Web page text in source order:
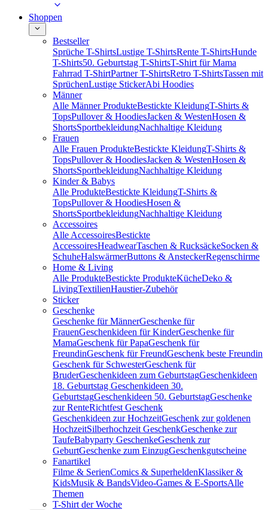
Shoppen
Bestseller
Sprüche T-ShirtsLustige T-ShirtsRente T-ShirtsHunde
T-Shirts50. Geburtstag T-ShirtsT-Shirt für Mama
Fahrrad T-ShirtPartner T-ShirtsRetro T-ShirtsTassen mit
SprüchenLustige StickerAbi Hoodies
Männer
Alle Männer ProdukteBestickte KleidungT-Shirts &
TopsPullover & HoodiesJacken & WestenHosen &
ShortsSportbekleidungNachhaltige Kleidung
Frauen
Alle Frauen ProdukteBestickte KleidungT-Shirts &
TopsPullover & HoodiesJacken & WestenHosen &
ShortsSportbekleidungNachhaltige Kleidung
Kinder & Babys
Alle ProdukteBestickte KleidungT-Shirts &
TopsPullover & HoodiesHosen &
ShortsSportbekleidungNachhaltige Kleidung
Accessoires
Alle AccessoiresBestickte
AccessoiresHeadwearTaschen & RucksäckeSocken &
SchuheHalswärmerButtons & AnsteckerRegenschirme
Home & Living
Alle ProdukteBestickte ProdukteKücheDeko &
LivingTextilienHaustier-Zubehör
Sticker
Geschenke
Geschenke für MännerGeschenke für
FrauenGeschenkideen für KinderGeschenke für
MamaGeschenk für PapaGeschenk für
FreundinGeschenk für FreundGeschenk beste Freundin
Geschenk für SchwesterGeschenk für
BruderGeschenkideen zum GeburtstagGeschenkideen
18. Geburtstag Geschenkideen 30.
GeburtstagGeschenkideen 50. GeburtstagGeschenke
zur RenteRichtfest Geschenk
Geschenkideen zur HochzeitGeschenk zur goldenen
HochzeitSilberhochzeit GeschenkGeschenke zur
TaufeBabyparty GeschenkeGeschenk zur
GeburtGeschenke zum EinzugGeschenkgutscheine
Fanartikel
Filme & SerienComics & SuperheldenKlassiker &
KidsMusik & BandsVideo-Games & E-SportsAlle
Themen
T-Shirt der Woche